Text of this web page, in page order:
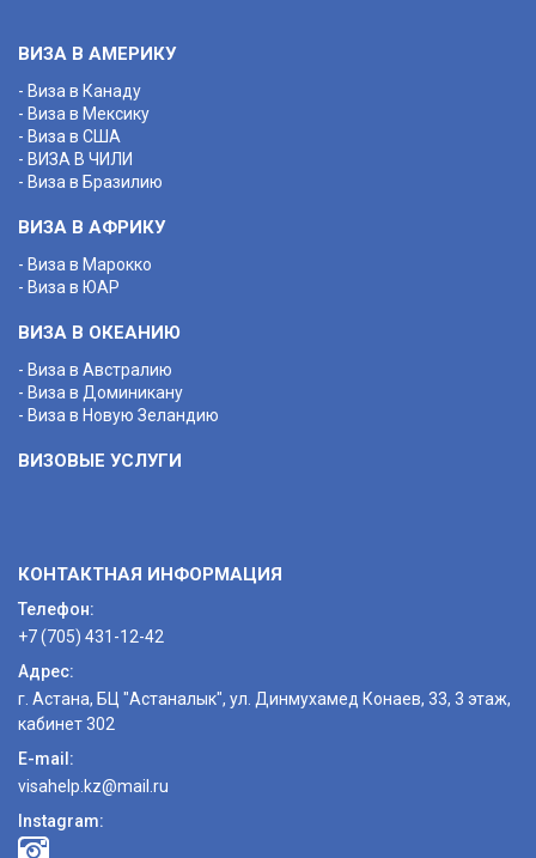
ВИЗА В АМЕРИКУ
- Виза в Канаду
- Виза в Мексику
- Виза в США
- ВИЗА В ЧИЛИ
- Виза в Бразилию
ВИЗА В АФРИКУ
- Виза в Марокко
- Виза в ЮАР
ВИЗА В ОКЕАНИЮ
- Виза в Австралию
- Виза в Доминикану
- Виза в Новую Зеландию
ВИЗОВЫЕ УСЛУГИ
КОНТАКТНАЯ ИНФОРМАЦИЯ
Телефон:
+7 (705) 431-12-42
Адрес:
г. Астана, БЦ "Астаналык", ул. Динмухамед Конаев, 33, 3 этаж,
кабинет 302
E-mail:
visahelp.kz@mail.ru
Instagram: